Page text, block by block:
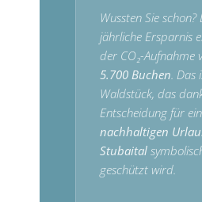
Wussten Sie schon?
jährliche Ersparnis
der CO₂-Aufnahme
5.700 Buchen .
Waldstück, das
Entscheidung für
nachhaltigen
Stubaital
geschützt wird.